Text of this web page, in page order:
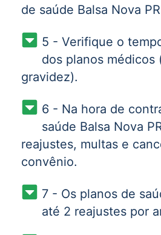
de saúde Balsa Nova PR
5 - Verifique o
dos planos médicos
gravidez).
6 - Na hora de
saúde Balsa Nova
reajustes, multas e
convênio.
7 - Os planos de
até 2 reajustes por